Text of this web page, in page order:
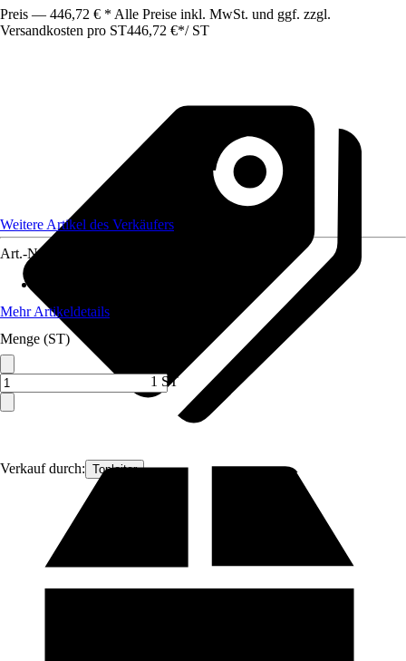
Preis — 446,72 € * Alle Preise inkl. MwSt. und ggf. zzgl.
Versandkosten pro ST446,72 €*/ ST
Verkauf durch: Topleiter
Weitere Artikel des Verkäufers
Art.-Nr.
Mehr Artikeldetails
Menge (ST)
1 ST